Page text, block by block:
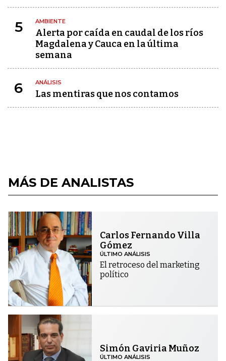
5 AMBIENTE
Alerta por caída en caudal de los ríos
Magdalena y Cauca en la última
semana
6 ANÁLISIS
Las mentiras que nos contamos
MÁS DE ANALISTAS
Carlos Fernando Villa
Gómez
ÚLTIMO ANÁLISIS
El retroceso del marketing
político
Simón Gaviria Muñoz
ÚLTIMO ANÁLISIS